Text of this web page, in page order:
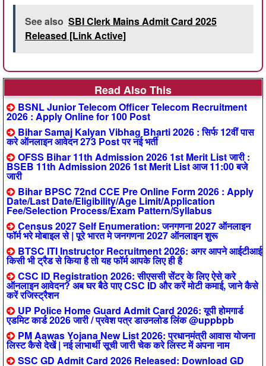
See also SBI Clerk Mains Admit Card 2025
Released [Link Active]
Read Also This
BSNL Junior Telecom Officer Telecom Recruitment
2026 : Apply Online for 100 Post
Bihar Samaj Kalyan Vibhag Bharti 2026 : सिर्फ 12वीं पास
करे ऑनलाइन आवेदन 273 Post पर नई भर्ती
OFSS Bihar 11th Admission 2026 1st Merit List जारी :
BSEB 11th Admission 2026 1st Merit List आज 11:00 बजे
जारी
Bihar BPSC 72nd CCE Pre Online Form 2026 : Apply
Date/Last Date/Eligibility/Age Limit/Application
Fee/Selection Process/Exam Pattern/Syllabus
Census 2027 Self Enumeration: जनगणना 2027 ऑनलाइन
फॉर्म भरे मोबाइल से | पूरे भारत मे जनगणना 2027 ऑनलाइन शुरू
BTSC ITI Instructor Recruitment 2026: अगर आपने आईटीआई
किसी भी ट्रैड से किया है तो यह फॉर्म आपके लिए ही है
CSC ID Registration 2026: सीएससी सेंटर के लिए ऐसे करे
ऑनलाइन आवेदन? अब घर बैठे पाए CSC ID और करें मोटी कमाई, जाने कैसे
करें रजिस्ट्रैशन
UP Police Home Guard Admit Card 2026: यूपी होमगार्ड
एडमिट कार्ड 2026 जारी / प्रवेश पत्र डाउनलोड लिंक @uppbpb
PM Aawas Yojana New List 2026: प्रधानमंत्री आवास योजना
लिस्ट कैसे देखें | नई लाभार्थी सूची जारी चेक करे लिस्ट में अपना नाम
SSC GD Admit Card 2026 Released: Download GD